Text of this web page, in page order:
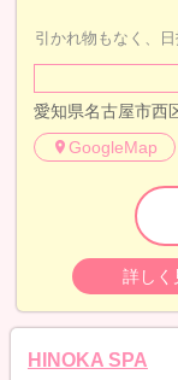
引かれ物もなく、
愛知県名古屋市西
GoogleMap
詳しく
HINOKA SPA